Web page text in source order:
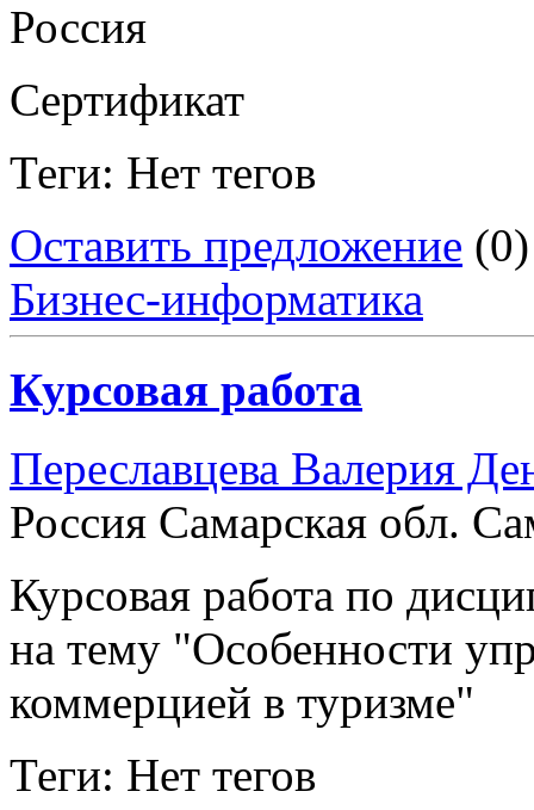
Россия
Сертификат
Теги: Нет тегов
Оставить предложение (0)
Бизнес-информатика
Курсовая работа
Переславцева Валерия
Россия Самарская обл.
Курсовая работа по
на тему "Особенности
коммерцией в туризме"
Теги: Нет тегов